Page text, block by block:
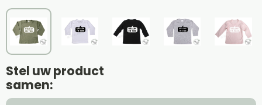
Stel uw product
samen: